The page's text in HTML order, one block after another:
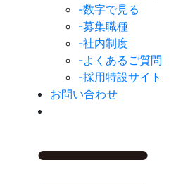
-数字で見る
-募集職種
-社内制度
-よくあるご質問
-採用特設サイト
お問い合わせ